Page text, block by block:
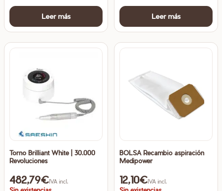
Leer más Leer más
Torno Brilliant White | 30.000
Revoluciones
482,79€IVA incl.
BOLSA Recambio aspiración
Medipower
12,10€IVA incl.